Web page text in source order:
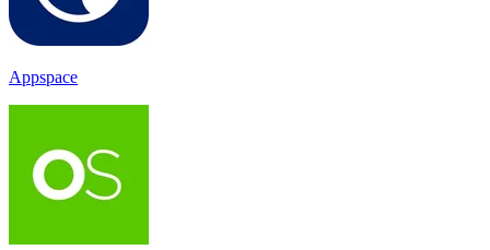
Appspace